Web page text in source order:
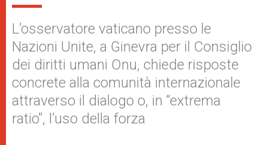
L’osservatore vaticano presso le
Nazioni Unite, a Ginevra per il Consiglio
dei diritti umani Onu, chiede risposte
concrete alla comunità internazionale
attraverso il dialogo o, in “extrema
ratio”, l’uso della forza